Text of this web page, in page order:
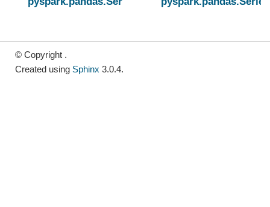
© Copyright .
Created using Sphinx 3.0.4.